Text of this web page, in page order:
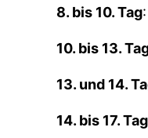
8. bis 10. Tag
10. bis 13.
13. und 14.
14. bis 17. Tag